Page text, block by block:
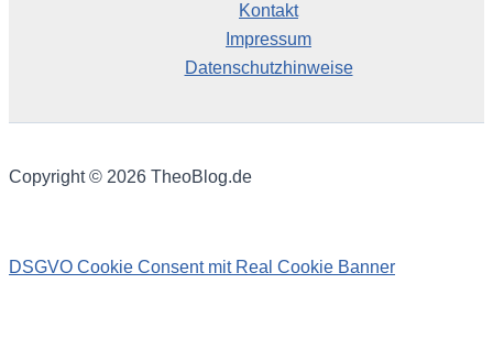
Kontakt
Impressum
Datenschutzhinweise
Copyright © 2026 TheoBlog.de
DSGVO Cookie Consent mit Real Cookie Banner